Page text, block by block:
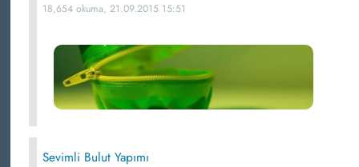
18,654 okuma, 21.09.2015 15:51
Sevimli Bulut Yapımı